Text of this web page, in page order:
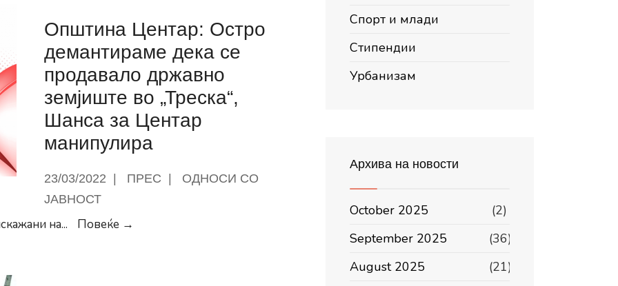
жалба
Општина Центар: Остро
демантираме дека се
продавало државно
земјиште во „Треска“,
Шанса за Центар
манипулира
23/03/2022 ПРЕС
ОДНОСИ СО
ЈАВНОСТ
на... Повеќе →
Спорт и млади
Стипендии
Урбанизам
Архива на новости
October 2025
(2)
September 2025
(36)
August 2025
(21)